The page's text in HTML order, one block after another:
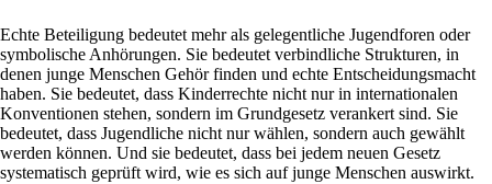
Echte Beteiligung bedeutet mehr als gelegentliche Jugendforen oder
symbolische Anhörungen. Sie bedeutet verbindliche Strukturen, in
denen junge Menschen Gehör finden und echte Entscheidungsmacht
haben. Sie bedeutet, dass Kinderrechte nicht nur in internationalen
Konventionen stehen, sondern im Grundgesetz verankert sind. Sie
bedeutet, dass Jugendliche nicht nur wählen, sondern auch gewählt
werden können. Und sie bedeutet, dass bei jedem neuen Gesetz
systematisch geprüft wird, wie es sich auf junge Menschen auswirkt.